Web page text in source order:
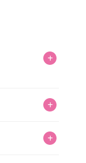
+
グッズコレ
種のキャラグ
+
イテムを購 +